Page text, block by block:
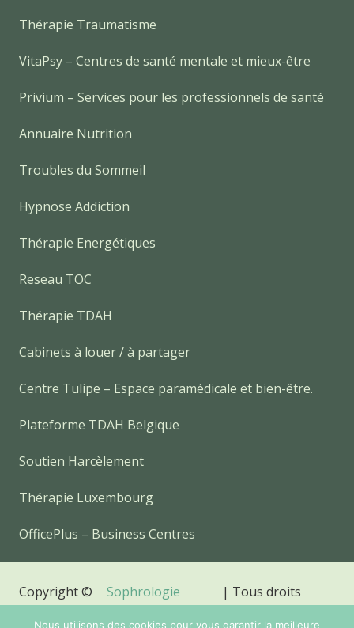
Thérapie Traumatisme
VitaPsy – Centres de santé mentale et mieux-être
Privium – Services pour les professionnels de santé
Annuaire Nutrition
Troubles du Sommeil
Hypnose Addiction
Thérapie Energétiques
Reseau TOC
Thérapie TDAH
Cabinets à louer / à partager
Centre Tulipe – Espace paramédicale et bien-être.
Plateforme TDAH Belgique
Soutien Harcèlement
Thérapie Luxembourg
OfficePlus – Business Centres
Copyright ©
Sophrologie
| Tous droits
Nous utilisons des cookies pour vous garantir la meilleure